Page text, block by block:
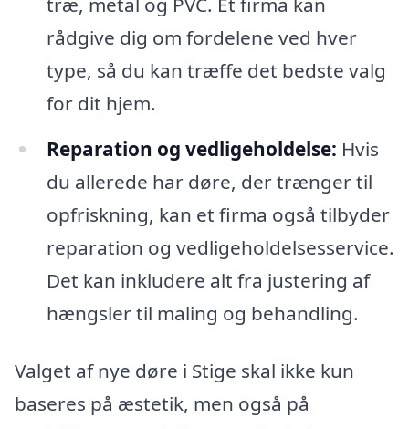
rådgive dig om fordelene ved hver
type, så du kan træffe det bedste valg
for dit hjem.
Reparation og vedligeholdelse: Hvis
du allerede har døre, der trænger til
opfriskning, kan et firma også tilbyder
reparation og vedligeholdelsesservice.
Det kan inkludere alt fra justering af
hængsler til maling og behandling.
Valget af nye døre i Stige skal ikke kun
baseres på æstetik, men også på